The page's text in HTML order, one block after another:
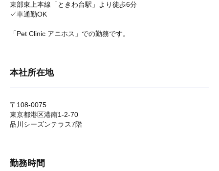
東部東上本線「ときわ台駅」より徒歩6分
✓車通勤OK
「Pet Clinic アニホス」での勤務です。
本社所在地
〒108-0075
東京都港区港南1-2-70
品川シーズンテラス7階
勤務時間